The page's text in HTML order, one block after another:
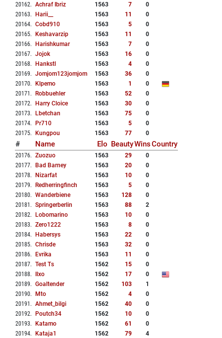
20162. Achraf Ibriz 1563 7
0
20163. Harii__ 1563 11
0
20164. Cobd910 1563 5
0
20165. Keshavarzip 1563 11
0
20166. Harishkumar 1563 7
0
20167. Jojok 1563 16
0
20168. Hankstl 1563 4
0
20169. Jomjom123jomjom 1563 36
0
20170. Klpemo 1563 1
0
20171 . Robbuehler 1563 52
0
20172. Harry Cloice 1563 30
0
20173. Lbetchan 1563 75
0
20174. Pr710 1563 5
0
20175. Kungpou 1563 77 0
# Name Elo BeautyWinsCountry
20176. Zuozuo 1563 29
0
20177. Bad Barney 1563 20
0
20178. Nizarfat 1563 10
0
20179. Redherringfinch 1563 5
0
20180. Wanderbiene 1563 128
0
20181 . Springerberlin 1563 88
2
20182. Lobomarino 1563 10
0
20183. Zero1222 1563 8
0
20184. Habersys 1563 22
0
20185. Chrisde 1563 32
0
20186. Evrika 1563 11
0
20187. Test Ts 1562 15
0
20188. Ilxo 1562 17
0
20189. Goaltender 1562 103
1
20190. Mto 1562 4
0
20191 . Ahmet_bilgi 1562 40
0
20192. Poutch34 1562 10
0
20193. Katamo 1562 61
0
20194. Kataja1 1562 79
4